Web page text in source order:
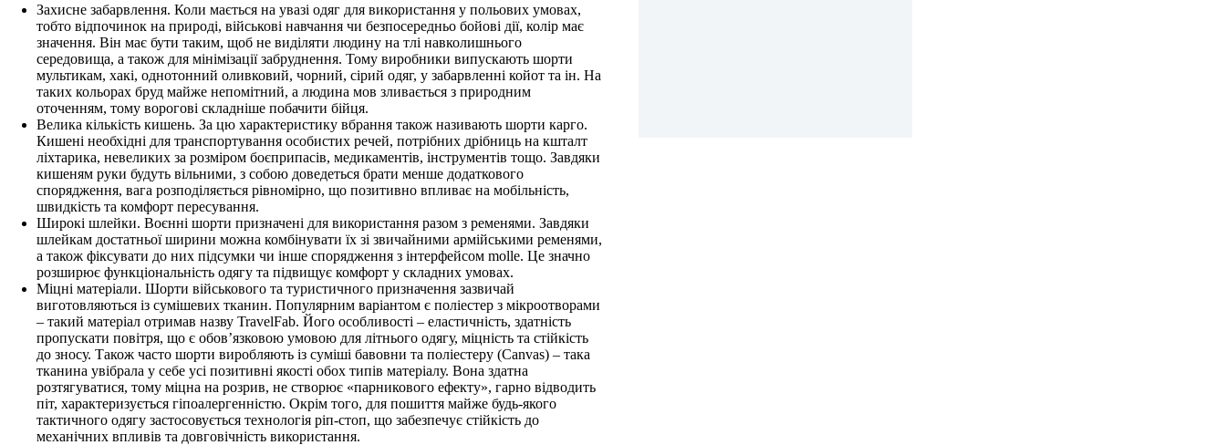
Захисне забарвлення. Коли мається на увазі одяг для використання у польових умовах,
тобто відпочинок на природі, військові навчання чи безпосередньо бойові дії, колір має
значення. Він має бути таким, щоб не виділяти людину на тлі навколишнього
середовища, а також для мінімізації забруднення. Тому виробники випускають шорти
мультикам, хакі, однотонний оливковий, чорний, сірий одяг, у забарвленні койот та ін. На
таких кольорах бруд майже непомітний, а людина мов зливається з природним
оточенням, тому ворогові складніше побачити бійця.
Велика кількість кишень. За цю характеристику вбрання також називають шорти карго.
Кишені необхідні для транспортування особистих речей, потрібних дрібниць на кшталт
ліхтарика, невеликих за розміром боєприпасів, медикаментів, інструментів тощо. Завдяки
кишеням руки будуть вільними, з собою доведеться брати менше додаткового
спорядження, вага розподіляється рівномірно, що позитивно впливає на мобільність,
швидкість та комфорт пересування.
Широкі шлейки. Воєнні шорти призначені для використання разом з ременями. Завдяки
шлейкам достатньої ширини можна комбінувати їх зі звичайними армійськими ременями,
а також фіксувати до них підсумки чи інше спорядження з інтерфейсом molle. Це значно
розширює функціональність одягу та підвищує комфорт у складних умовах.
Міцні матеріали. Шорти військового та туристичного призначення зазвичай
виготовляються із сумішевих тканин. Популярним варіантом є поліестер з мікроотворами
– такий матеріал отримав назву TravelFab. Його особливості – еластичність, здатність
пропускати повітря, що є обов’язковою умовою для літнього одягу, міцність та стійкість
до зносу. Також часто шорти виробляють із суміші бавовни та поліестеру (Canvas) – така
тканина увібрала у себе усі позитивні якості обох типів матеріалу. Вона здатна
розтягуватися, тому міцна на розрив, не створює «парникового ефекту», гарно відводить
піт, характеризується гіпоалергенністю. Окрім того, для пошиття майже будь-якого
тактичного одягу застосовується технологія ріп-стоп, що забезпечує стійкість до
механічних впливів та довговічність використання.